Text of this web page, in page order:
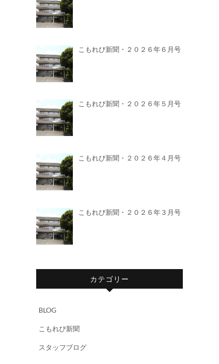
こもれび新聞・２０２６年６月号
こもれび新聞・２０２６年５月号
こもれび新聞・２０２６年４月号
こもれび新聞・２０２６年３月号
カテゴリー
BLOG
こもれび新聞
スタッフブログ